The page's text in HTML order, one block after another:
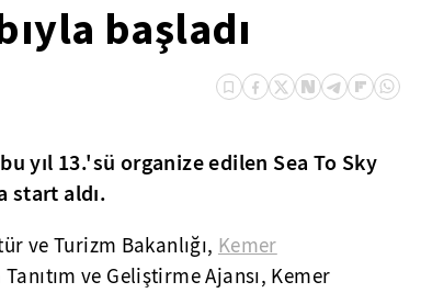
başladı
yıl 13.'sü organize edilen Sea To Sky
start aldı.
ve Turizm Bakanlığı, Kemer
ve Geliştirme Ajansı, Kemer